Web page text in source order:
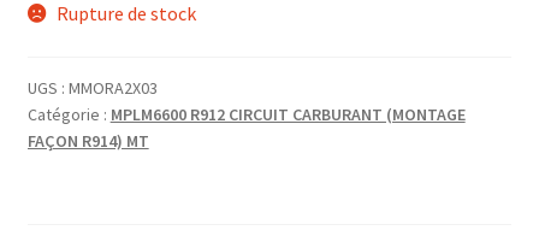
Rupture de stock
UGS : MMORA2X03
Catégorie : MPLM6600 R912 CIRCUIT CARBURANT (MONTAGE
FAÇON R914) MT